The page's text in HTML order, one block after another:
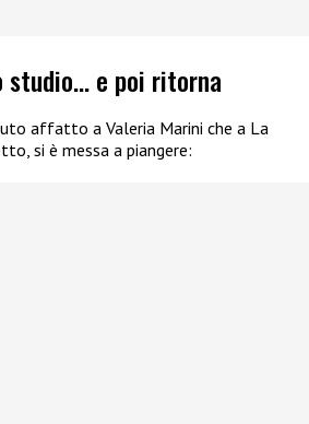
studio… e poi ritorna
affatto a Valeria Marini che a La
si è messa a piangere: